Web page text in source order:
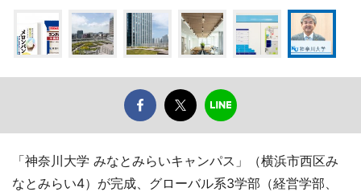
「神奈川大学 みなとみらいキャンパス」（横浜市西区み
なとみらい4）が完成、グローバル系3学部（経営学部、